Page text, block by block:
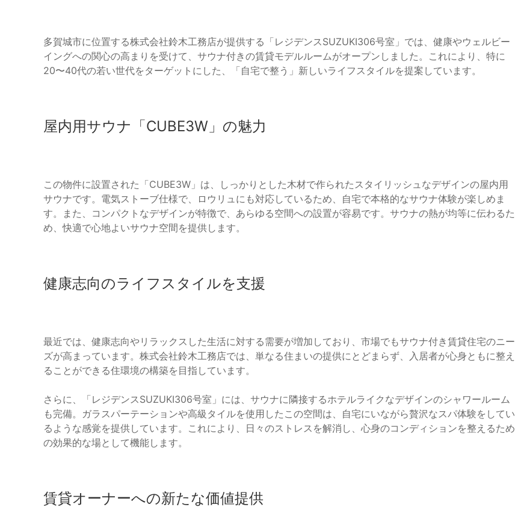
多賀城市に位置する株式会社鈴木工務店が提供する「レジデンスSUZUKI306号室」では、健康やウェルビー
イングへの関心の高まりを受けて、サウナ付きの賃貸モデルルームがオープンしました。これにより、特に
20〜40代の若い世代をターゲットにした、「自宅で整う」新しいライフスタイルを提案しています。
屋内用サウナ「CUBE3W」の魅力
この物件に設置された「CUBE3W」は、しっかりとした木材で作られたスタイリッシュなデザインの屋内用
サウナです。電気ストーブ仕様で、ロウリュにも対応しているため、自宅で本格的なサウナ体験が楽しめま
す。また、コンパクトなデザインが特徴で、あらゆる空間への設置が容易です。サウナの熱が均等に伝わるた
め、快適で心地よいサウナ空間を提供します。
健康志向のライフスタイルを支援
最近では、健康志向やリラックスした生活に対する需要が増加しており、市場でもサウナ付き賃貸住宅のニー
ズが高まっています。株式会社鈴木工務店では、単なる住まいの提供にとどまらず、入居者が心身ともに整え
ることができる住環境の構築を目指しています。
さらに、「レジデンスSUZUKI306号室」には、サウナに隣接するホテルライクなデザインのシャワールーム
も完備。ガラスパーテーションや高級タイルを使用したこの空間は、自宅にいながら贅沢なスパ体験をしてい
るような感覚を提供しています。これにより、日々のストレスを解消し、心身のコンディションを整えるため
の効果的な場として機能します。
賃貸オーナーへの新たな価値提供